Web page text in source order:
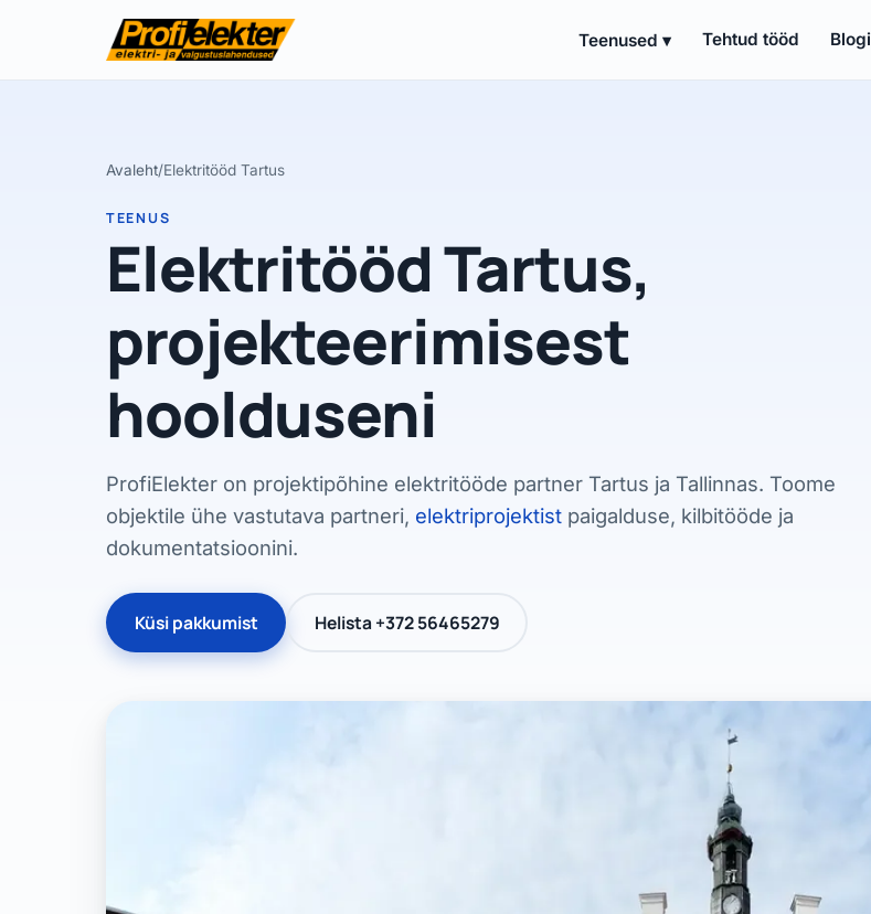
Teenused ▾ Tehtud tööd Blogi
Avaleht/Elektritööd Tartus
TEENUS
Elektritööd Tartus,
projekteerimisest
hoolduseni
ProfiElekter on projektipõhine elektritööde partner Tartus ja Tallinnas. Toome
objektile ühe vastutava partneri, elektriprojektist paigalduse, kilbitööde ja
dokumentatsioonini.
Küsi pakkumist Helista +372 56465279